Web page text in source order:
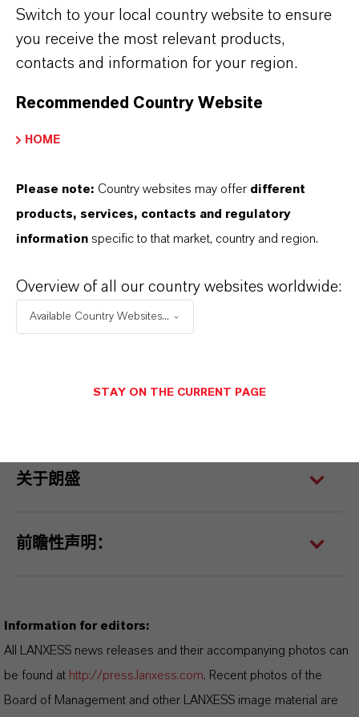
30.7%。需求疲软和库存减少导致产能利用率
降低，这对收益产生了负面影响。与去年同期
的1.21亿欧元相比，常规业务范围内息税折旧
规业务范围内息税折旧及摊销前利润率为
6.0%，去年同期为15.3%。
降了37.2%。高品质中间体业务的常规业务范
围内息税折旧及摊销前利润为3,000万欧元，
与去年同期的6,500万欧元相比下降了
关于朗盛
前瞻性声明：
Information for editors:
All LANXESS news releases and their accompanying photos can
be found at http://press.lanxess.com. Recent photos of the
Board of Management and other LANXESS image material are
Switch to your local country website to ensure
you receive the most relevant products,
contacts and information for your region.
Recommended Country Website
HOME
Please note: Country websites may offer different
products, services, contacts and regulatory
information specific to that market, country and region.
Overview of all our country websites worldwide:
Available Country Websites...
STAY ON THE CURRENT PAGE